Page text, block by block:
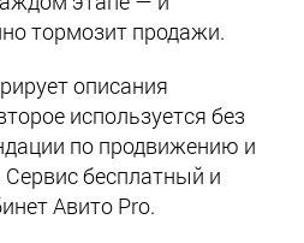
тормозит продажи.
описания
используется без
по продвижению и
бесплатный и
Авито Pro.